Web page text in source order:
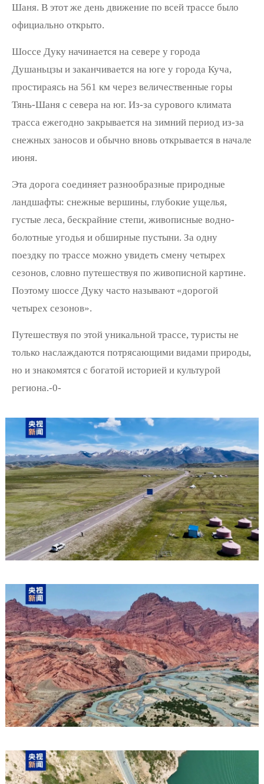
Шаня. В этот же день движение по всей трассе было
официально открыто.
Шоссе Дуку начинается на севере у города
Душаньцзы и заканчивается на юге у города Куча,
простираясь на 561 км через величественные горы
Тянь-Шаня с севера на юг. Из-за сурового климата
трасса ежегодно закрывается на зимний период из-за
снежных заносов и обычно вновь открывается в начале
июня.
Эта дорога соединяет разнообразные природные
ландшафты: снежные вершины, глубокие ущелья,
густые леса, бескрайние степи, живописные водно-
болотные угодья и обширные пустыни. За одну
поездку по трассе можно увидеть смену четырех
сезонов, словно путешествуя по живописной картине.
Поэтому шоссе Дуку часто называют «дорогой
четырех сезонов».
Путешествуя по этой уникальной трассе, туристы не
только наслаждаются потрясающими видами природы,
но и знакомятся с богатой историей и культурой
региона.-0-